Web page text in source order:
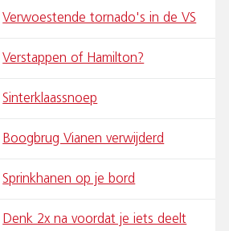
Verwoestende tornado's in de VS
Verstappen of Hamilton?
Sinterklaassnoep
Boogbrug Vianen verwijderd
Sprinkhanen op je bord
Denk 2x na voordat je iets deelt